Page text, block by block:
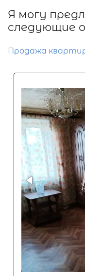
Я могу
следующие
Продажа